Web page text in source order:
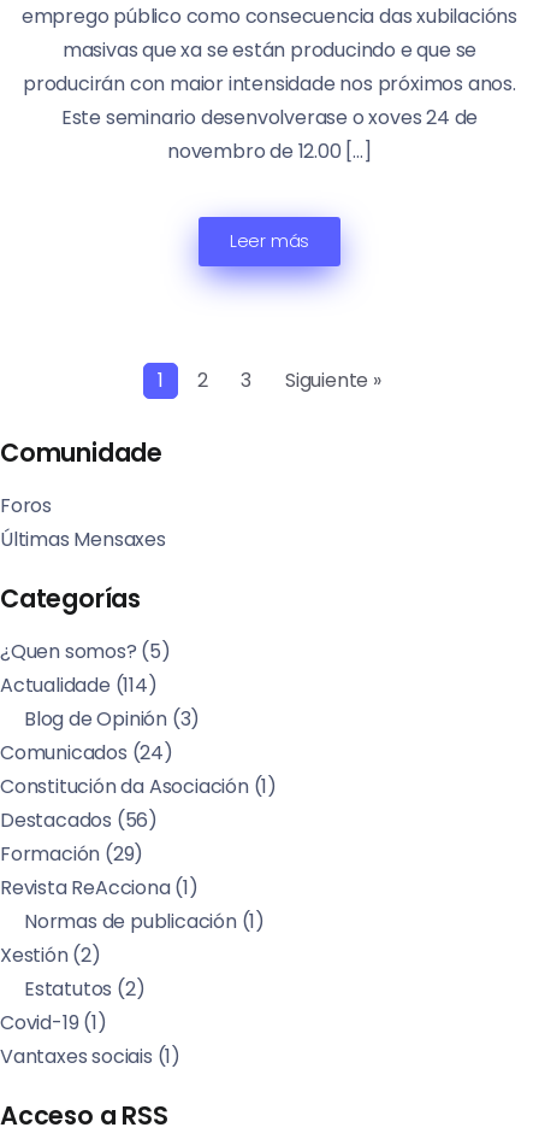
emprego público como consecuencia das xubilacións
masivas que xa se están producindo e que se
producirán con maior intensidade nos próximos anos.
Este seminario desenvolverase o xoves 24 de
novembro de 12.00 […]
Leer más
1 2 3 Siguiente »
Comunidade
Foros
Últimas Mensaxes
Categorías
¿Quen somos? (5)
Actualidade (114)
Blog de Opinión (3)
Comunicados (24)
Constitución da Asociación(1)
Destacados (56)
Formación (29)
Revista ReAcciona(1)
Normas de publicación(1)
Xestión(2)
Estatutos (2)
Covid-19 (1)
Vantaxes sociais (1)
Acceso a RSS